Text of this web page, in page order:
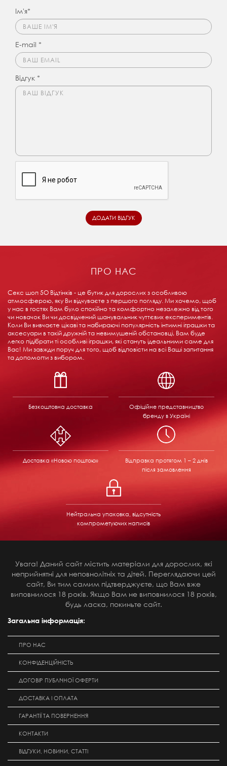
Ім'я*
E-mail *
Відгук *
ПРО НАС
Секс шоп 5О Відтінків - це бутик для дорослих з особливою
атмосферою, яку Ви відчуваєте з першого погляду. Ми хочемо, щоб
у нас в гостях Вам було спокійно та комфортно незалежно від того
чи новачок Ви чи досвідчений шанувальник чуттєвих експериментів.
Коли Ви вивчаєте цікаві та набираючі популярність інтимні іграшки та
аксесуари в такій дружній та невимушеній обстановці, Вам буде
легко підібрати ті особливі іграшки, які стануть ідеальними саме для
Вас! Ми завжди поруч для того, щоб відповісти на всі Ваші запитання
та допомогти з вибором.
Безкоштовна доставка
Офіційне представництво
бренду в Україні
Доставка «Новою поштою» Відправка протягом 1 – 2 днів
після замовлення
Нейтральна упаковка, відсутність
компрометуючих написів
Увага! Даний сайт містить матеріали для дорослих, які
неприйнятні для неповнолітніх та дітей. Переглядаючи цей
сайт, Ви тим самим підтверджуєте, що Вам вже
виповнилося 18 років. Якщо Вам не виповнилося 18 років,
будь ласка, покиньте сайт.
Загальна інформація:
ПРО НАС
КОНФІДЕНЦІЙНІСТЬ
ДОГОВІР ПУБЛІЧНОЇ ОФЕРТИ
ДОСТАВКА І ОПЛАТА
ГАРАНТІЇ ТА ПОВЕРНЕННЯ
КОНТАКТИ
ВІДГУКИ, НОВИНИ, СТАТТІ